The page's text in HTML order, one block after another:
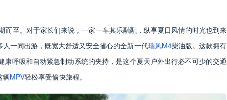
而至。对于家长们来说，一家一车其乐融融，纵享夏日风情的时光也到来
一同出游，既宽大舒适又安全省心的全新一代瑞风M4柴油版。这款拥有
呼吸和自动紧急制动系统的夹持，是这个夏天户外出行必不可少的交通
辆MPV轻松享受愉快旅程。